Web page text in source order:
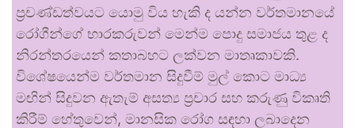
ප්‍රචණ්ඩත්වයට යොමු විය හැකි ද යන්න වර්තමානයේ
රෝගීන්ගේ භාරකරුවන් මෙන්ම පොදු සමාජය තුළ ද
නිරන්තරයෙන් කතාබහට ලක්වන මාතෘකාවකි.
විශේෂයෙන්ම වර්තමාන සිදුවීම් මුල් කොට මාධ්‍ය
මඟින් සිදුවන ඇතැම් අසත්‍ය ප්‍රචාර සහ කරුණු විකෘති
කිරීම් හේතුවෙන්, මානසික රෝග සඳහා ලබාදෙන